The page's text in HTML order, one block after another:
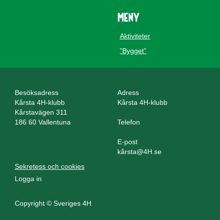
Meny
Aktiviteter
”Bygget”
Besöksadress
Kårsta 4H-klubb
Kårstavägen 311
186 60 Vallentuna
Adress
Kårsta 4H-klubb
Telefon
E-post
kårsta@4H.se
Sekretess och cookies
Logga in
Copyright © Sveriges 4H